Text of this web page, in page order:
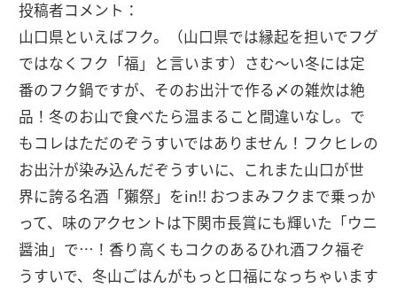
投稿者コメント：
山口県といえばフク。（山口県では縁起を担いでフグ
ではなくフク「福」と言います）さむ〜い冬には定
番のフク鍋ですが、そのお出汁で作る〆の雑炊は絶
品！冬のお山で食べたら温まること間違いなし。で
もコレはただのぞうすいではありません！フクヒレの
お出汁が染み込んだぞうすいに、これまた山口が世
界に誇る名酒「獺祭」をin!! おつまみフクまで乗っか
って、味のアクセントは下関市長賞にも輝いた「ウニ
醤油」で…！香り高くもコクのあるひれ酒フク福ぞ
うすいで、冬山ごはんがもっと口福になっちゃいます